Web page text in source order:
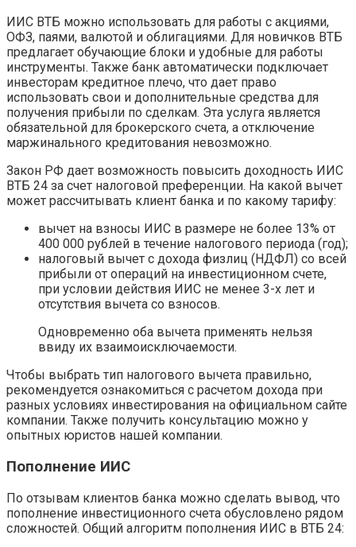
ИИС ВТБ можно использовать для работы с акциями,
ОФЗ, паями, валютой и облигациями. Для новичков ВТБ
предлагает обучающие блоки и удобные для работы
инструменты. Также банк автоматически подключает
инвесторам кредитное плечо, что дает право
использовать свои и дополнительные средства для
получения прибыли по сделкам. Эта услуга является
обязательной для брокерского счета, а отключение
маржинального кредитования невозможно.
Закон РФ дает возможность повысить доходность ИИС
ВТБ 24 за счет налоговой преференции. На какой вычет
может рассчитывать клиент банка и по какому тарифу:
вычет на взносы ИИС в размере не более 13% от
400 000 рублей в течение налогового периода (год);
налоговый вычет с дохода физлиц (НДФЛ) со всей
прибыли от операций на инвестиционном счете,
при условии действия ИИС не менее 3-х лет и
отсутствия вычета со взносов.
Одновременно оба вычета применять нельзя
ввиду их взаимоисключаемости.
Чтобы выбрать тип налогового вычета правильно,
рекомендуется ознакомиться с расчетом дохода при
разных условиях инвестирования на официальном сайте
компании. Также получить консультацию можно у
опытных юристов нашей компании.
Пополнение ИИС
По отзывам клиентов банка можно сделать вывод, что
пополнение инвестиционного счета обусловлено рядом
сложностей. Общий алгоритм пополнения ИИС в ВТБ 24: